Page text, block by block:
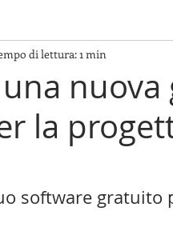
PEX-1000
Award Ribbon RFID
la
di lettura: 1 min
software gratuito